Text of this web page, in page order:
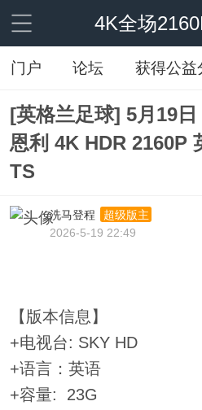
4K全场
门户 论坛 获得公益
[英格兰足球] 5月19
恩利 4K HDR 2160P
TS
洗马登程
超级版主
2026-5-19 22:49
【版本信息】
+电视台: SKY HD
+语言：英语
+容量: 23G